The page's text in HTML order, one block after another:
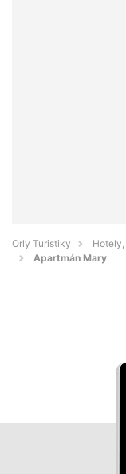
Orly Turistiky
Apartmán Mary